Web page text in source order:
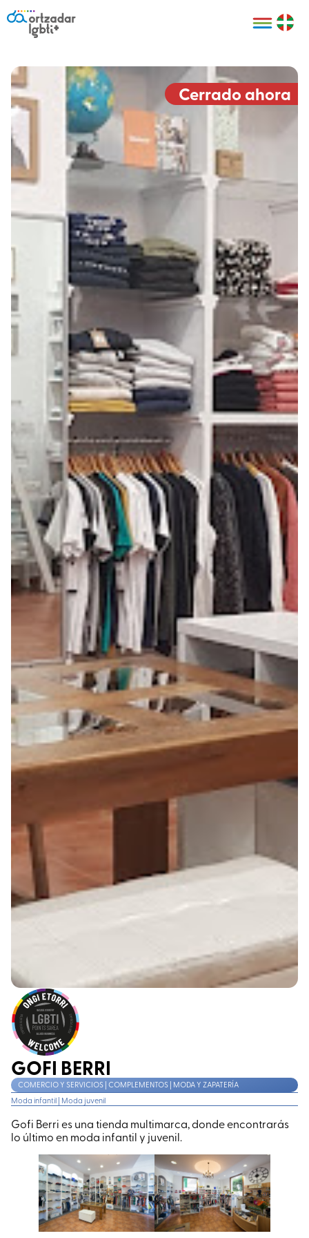
Personas
Bilbao Bizkaia
HARRO
HARROladies
Derechos
humanos
II Conferencia
LGTBI+ Atlántica
Sariak
Visitas guiadas
Te ayudamos
Denuncia
Mapa de Puntos
Seguros
Certificado
empresarial
Red de puntos
seguros LGBTI+
Registro
Formación
Formación
HARROkids
Accede a tu
cuenta
Prensa
Sala de prensa
Cerrado ahora
GOFI BERRI
COMERCIO Y SERVICIOS | COMPLEMENTOS | MODA Y ZAPATERÍA
Moda infantil | Moda juvenil
Gofi Berri es una tienda multimarca, donde encontrarás
lo último en moda infantil y juvenil.